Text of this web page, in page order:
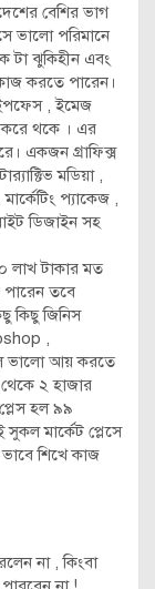
বেশির ভাগ
ভালো পরিমানে
টা ঝুকিহীন এবং
করতে পারেন।
, ইমেজ
করে থকে । এর
একজন গ্রাফিক্স
মডিয়া ,
প্যাকেজ ,
ডিজাইন সহ
লাখ টাকার মত
তবে
কিছু জিনিস
,
ভালো আয় করতে
থেকে ২ হাজার
হল ৯৯
মার্কেট প্লেসে
শিখে কাজ
না , কিংবা